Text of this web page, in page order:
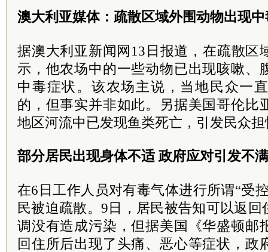
澳大利亚媒体：疏散区域外围动物出现
据澳大利亚新闻网13日报道，在疏散区
示，他农场中的一些动物已出现咳嗽、
中毒症状。该农场主说，当地民众一
的，但事实并非如此。另据美国哥伦比
地区河流中已发现鱼类死亡，引发民众
部分居民出现身体不适 政府应对引发不满
在6日工作人员对有毒气体进行所谓“受
民被迫疏散。9日，居民被告知可以返
调没有造成污染，但据美国《华盛顿邮
回住所后出现了头痛、恶心等症状，政